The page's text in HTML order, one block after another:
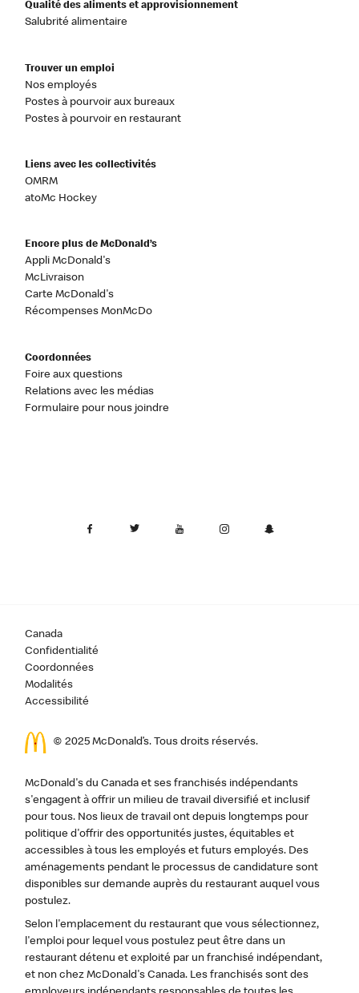
Qualité des aliments et approvisionnement
Salubrité alimentaire
Trouver un emploi
Nos employés
Postes à pourvoir aux bureaux
Postes à pourvoir en restaurant
Liens avec les collectivités
OMRM
atoMc Hockey
Encore plus de McDonald’s
Appli McDonald's
McLivraison
Carte McDonald's
Récompenses MonMcDo
Coordonnées
Foire aux questions
Relations avec les médias
Formulaire pour nous joindre
Canada
Confidentialité
Coordonnées
Modalités
Accessibilité
© 2025 McDonald’s. Tous droits réservés.
McDonald's du Canada et ses franchisés indépendants
s'engagent à offrir un milieu de travail diversifié et inclusif
pour tous. Nos lieux de travail ont depuis longtemps pour
politique d'offrir des opportunités justes, équitables et
accessibles à tous les employés et futurs employés. Des
aménagements pendant le processus de candidature sont
disponibles sur demande auprès du restaurant auquel vous
postulez.
Selon l'emplacement du restaurant que vous sélectionnez,
l'emploi pour lequel vous postulez peut être dans un
restaurant détenu et exploité par un franchisé indépendant,
et non chez McDonald's Canada. Les franchisés sont des